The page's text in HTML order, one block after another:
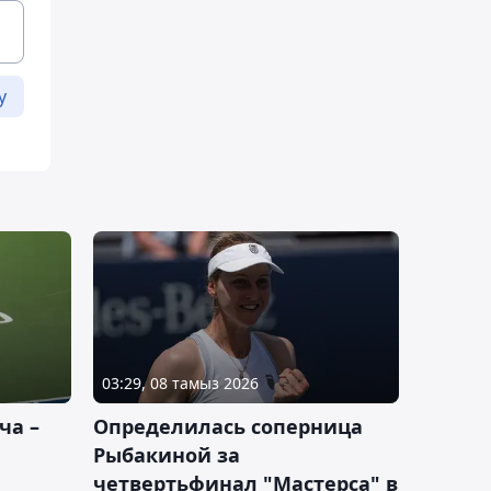
–
03:29, 08 тамыз 2026
Определилась соперница
Рыбакиной за
четвертьфинал "Мастерса" в